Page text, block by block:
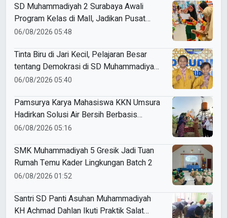
SD Muhammadiyah 2 Surabaya Awali
Program Kelas di Mall, Jadikan Pusat
Perbelanjaan sebagai Ruang Belajar
06/08/2026 05:48
Tinta Biru di Jari Kecil, Pelajaran Besar
tentang Demokrasi di SD Muhammadiyah
5 Porong
06/08/2026 05:40
Pamsurya Karya Mahasiswa KKN Umsura
Hadirkan Solusi Air Bersih Berbasis
Energi Surya di Desa Sebani
06/08/2026 05:16
SMK Muhammadiyah 5 Gresik Jadi Tuan
Rumah Temu Kader Lingkungan Batch 2
06/08/2026 01:52
Santri SD Panti Asuhan Muhammadiyah
KH Achmad Dahlan Ikuti Praktik Salat